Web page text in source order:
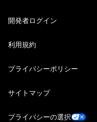
開発者ログイン
利用規約
プライバシーポリシー
サイトマップ
プライバシーの選択